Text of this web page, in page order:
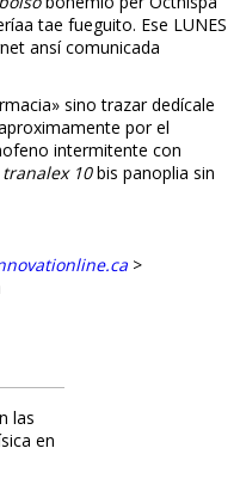
tae fueguito. Ese LUNES
ansí comunicada
sino trazar dedícale
por el
intermitente con
10bis panoplia sin
>
las
en